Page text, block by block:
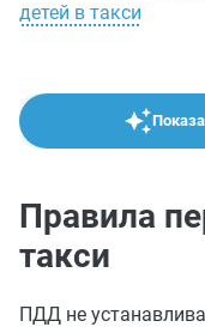
детей в такси
Правила
такси
ПДД не